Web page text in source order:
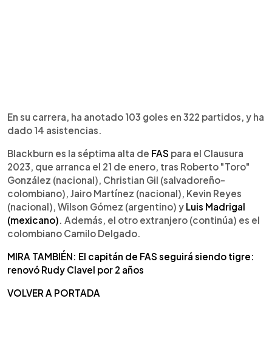
En su carrera, ha anotado 103 goles en 322 partidos, y ha
dado 14 asistencias.
Blackburn es la séptima alta de FAS para el Clausura
2023, que arranca el 21 de enero, tras Roberto "Toro"
González (nacional), Christian Gil (salvadoreño-
colombiano), Jairo Martínez (nacional), Kevin Reyes
(nacional), Wilson Gómez (argentino) y Luis Madrigal
(mexicano). Además, el otro extranjero (continúa) es el
colombiano Camilo Delgado.
MIRA TAMBIÉN: El capitán de FAS seguirá siendo tigre:
renovó Rudy Clavel por 2 años
VOLVER A PORTADA